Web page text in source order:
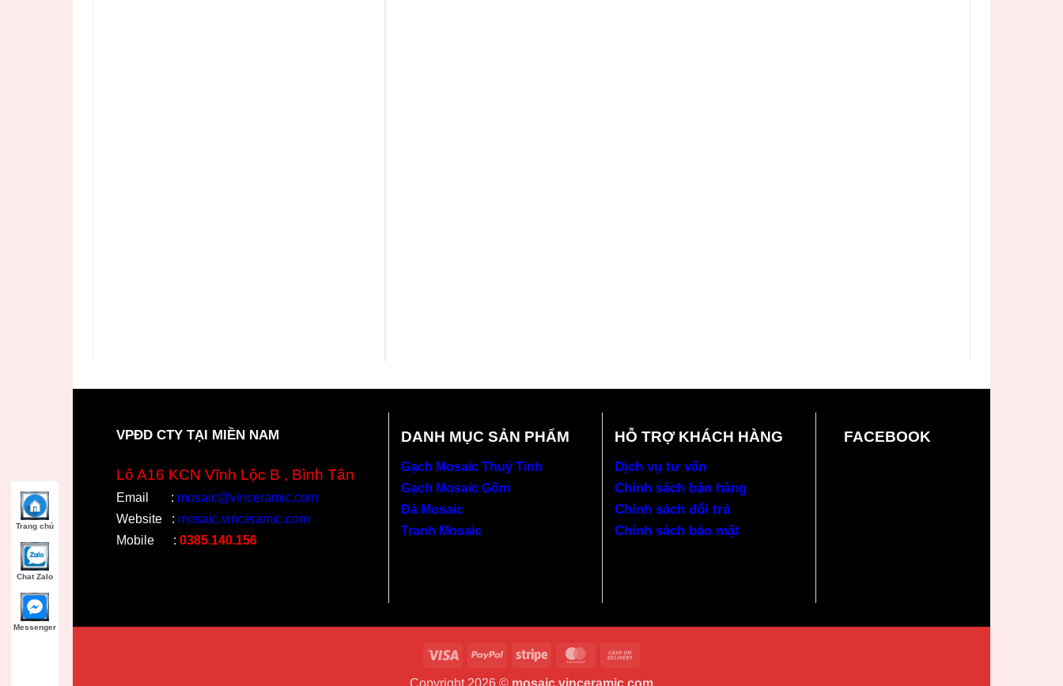
VPĐD CTY TẠI MIỀN NAM
Lô A16 KCN Vĩnh Lộc B , Bình Tân
Email : mosaic@vinceramic.com
Website
: mosaic.vinceramic.com
Mobile
: 0385.140.156
DANH MỤC SẢN PHẨM
Gạch Mosaic Thuỷ Tinh
Gạch Mosaic Gốm
Đá Mosaic
Tranh Mosaic
HỖ TRỢ KHÁCH HÀNG
Dịch vụ tư vấn
Chính sách bán hàng
Chính sách đổi trả
Chính sách bảo mật
FACEBOOK
Visa PayPal Stripe MasterCard
Copyright 2026 © mosaic.vinceramic.com
Trang chủ
Chat Zalo
Messenger